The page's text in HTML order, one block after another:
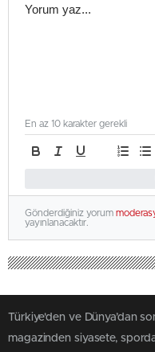
En az 10 karakter gerekli
Gönderdiğiniz yorum
yayınlanacaktır.
Türkiye'den ve Dünya’dan
magazinden siyasete,